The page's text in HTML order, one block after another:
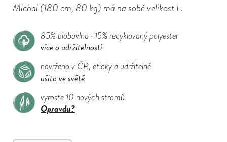
Michal(180 cm, 80 kg)má na sobě velikost L.
85% biobavlna · 15% recyklovaný polyester
více o udržitelnosti
navrženo v ČR, eticky a udržitelně
ušito ve světě
vyroste 10 nových stromů
Opravdu?